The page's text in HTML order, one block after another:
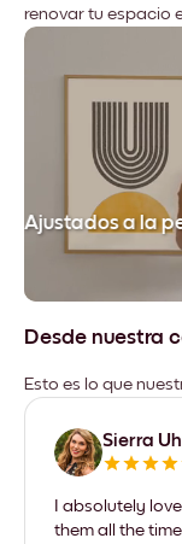
renovar tu espacio
Ajustados a la
Desde nuestra
Esto es lo que
Sierra
I absolutely
them all the